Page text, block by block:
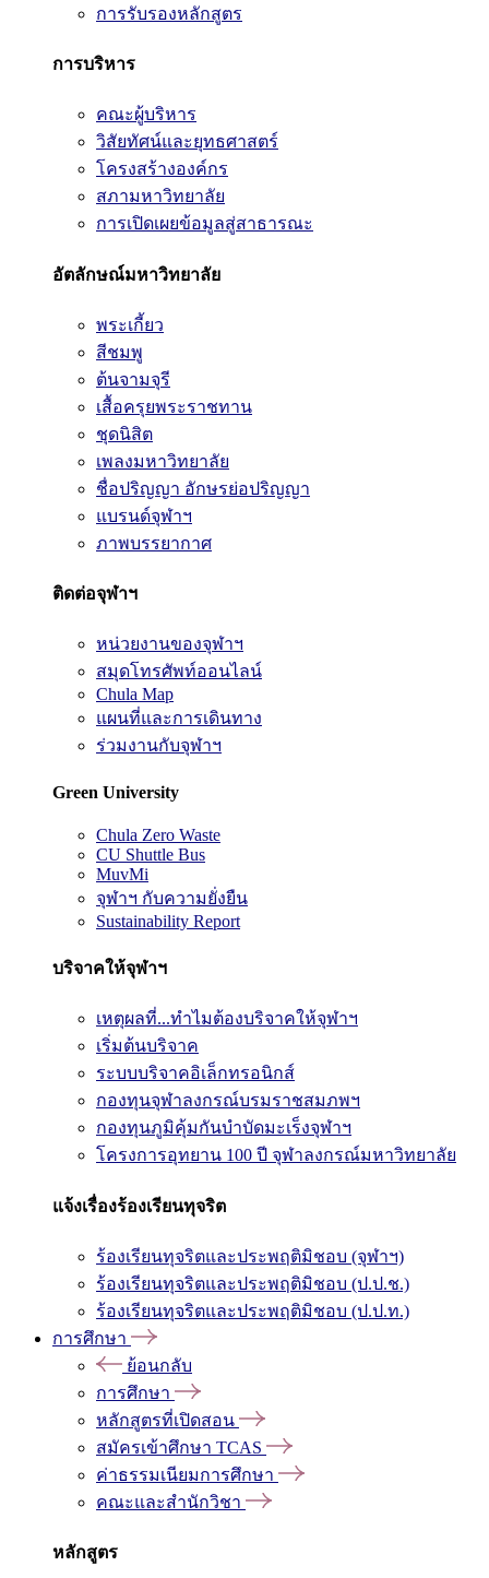
การรับรองหลักสูตร
การบริหาร
คณะผู้บริหาร
วิสัยทัศน์และยุทธศาสตร์
โครงสร้างองค์กร
สภามหาวิทยาลัย
การเปิดเผยข้อมูลสู่สาธารณะ
อัตลักษณ์มหาวิทยาลัย
พระเกี้ยว
สีชมพู
ต้นจามจุรี
เสื้อครุยพระราชทาน
ชุดนิสิต
เพลงมหาวิทยาลัย
ชื่อปริญญา อักษรย่อปริญญา
แบรนด์จุฬาฯ
ภาพบรรยากาศ
ติดต่อจุฬาฯ
หน่วยงานของจุฬาฯ
สมุดโทรศัพท์ออนไลน์
Chula Map
แผนที่และการเดินทาง
ร่วมงานกับจุฬาฯ
Green University
Chula Zero Waste
CU Shuttle Bus
MuvMi
จุฬาฯ กับความยั่งยืน
Sustainability Report
บริจาคให้จุฬาฯ
เหตุผลที่...ทำไมต้องบริจาคให้จุฬาฯ
เริ่มต้นบริจาค
ระบบบริจาคอิเล็กทรอนิกส์
กองทุนจุฬาลงกรณ์บรมราชสมภพฯ
กองทุนภูมิคุ้มกันบำบัดมะเร็งจุฬาฯ
โครงการอุทยาน 100 ปี จุฬาลงกรณ์มหาวิทยาลัย
แจ้งเรื่องร้องเรียนทุจริต
ร้องเรียนทุจริตและประพฤติมิชอบ (จุฬาฯ)
ร้องเรียนทุจริตและประพฤติมิชอบ (ป.ป.ช.)
ร้องเรียนทุจริตและประพฤติมิชอบ (ป.ป.ท.)
การศึกษา
ย้อนกลับ
การศึกษา
หลักสูตรที่เปิดสอน
สมัครเข้าศึกษา TCAS
ค่าธรรมเนียมการศึกษา
คณะและสำนักวิชา
หลักสูตร